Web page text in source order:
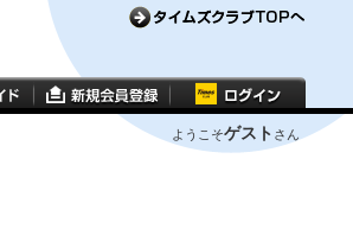
ようこそゲスト さん